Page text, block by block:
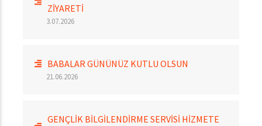
ZİYARETİ
3.07.2026
BABALAR GÜNÜNÜZ KUTLU OLSUN
21.06.2026
GENÇLİK BİLGİLENDİRME SERVİSİ HİZMETE